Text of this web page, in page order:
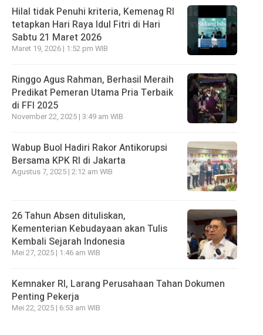
Hilal tidak Penuhi kriteria, Kemenag RI
tetapkan Hari Raya Idul Fitri di Hari
Sabtu 21 Maret 2026
Maret 19, 2026 | 1:52 pm WIB
Ringgo Agus Rahman, Berhasil Meraih
Predikat Pemeran Utama Pria Terbaik
di FFI 2025
November 22, 2025 | 3:49 am WIB
Wabup Buol Hadiri Rakor Antikorupsi
Bersama KPK RI di Jakarta
Agustus 7, 2025 | 2:12 am WIB
26 Tahun Absen dituliskan,
Kementerian Kebudayaan akan Tulis
Kembali Sejarah Indonesia
Mei 27, 2025 | 1:46 am WIB
Kemnaker RI, Larang Perusahaan Tahan Dokumen
Penting Pekerja
Mei 22, 2025 | 6:53 am WIB